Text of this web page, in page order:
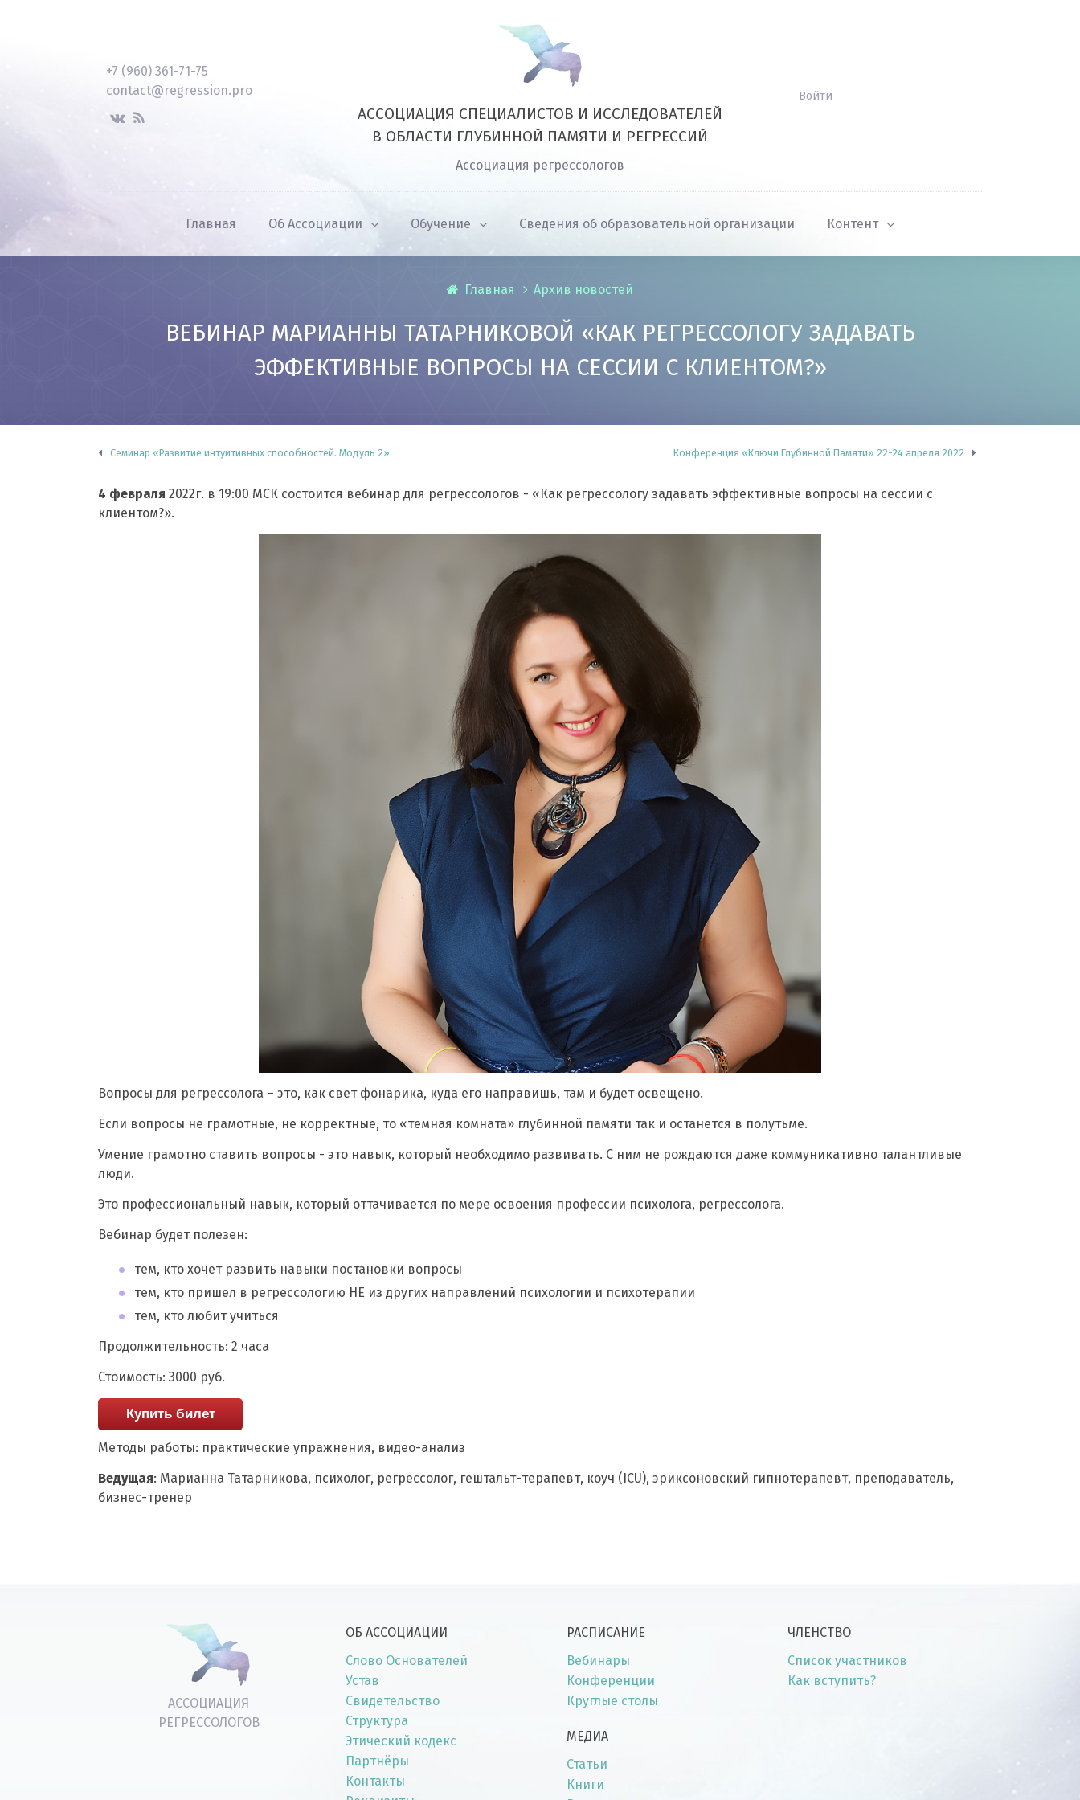
+7 (960) 361-71-75
contact@regression.pro
АССОЦИАЦИЯ СПЕЦИАЛИСТОВ И ИССЛЕДОВАТЕЛЕЙ
В ОБЛАСТИ ГЛУБИННОЙ ПАМЯТИ И РЕГРЕССИЙ
Ассоциация регрессологов
Войти
Главная Об Ассоциации Обучение Сведения об образовательной организации Контент
Главная Архив новостей
ВЕБИНАР МАРИАННЫ ТАТАРНИКОВОЙ «КАК РЕГРЕССОЛОГУ ЗАДАВАТЬ
ЭФФЕКТИВНЫЕ ВОПРОСЫ НА СЕССИИ С КЛИЕНТОМ?»
Семинар «Развитие интуитивных способностей. Модуль 2» Конференция «Ключи Глубинной Памяти» 22-24 апреля 2022
4 февраля 2022г. в 19:00 МСК состоится вебинар для регрессологов - «Как регрессологу задавать эффективные вопросы на сессии с
клиентом?».
Вопросы для регрессолога – это, как свет фонарика, куда его направишь, там и будет освещено.
Если вопросы не грамотные, не корректные, то «темная комната» глубинной памяти так и останется в полутьме.
Умение грамотно ставить вопросы - это навык, который необходимо развивать. С ним не рождаются даже коммуникативно талантливые
люди.
Это профессиональный навык, который оттачивается по мере освоения профессии психолога, регрессолога.
Вебинар будет полезен:
тем, кто хочет развить навыки постановки вопросы
тем, кто пришел в регрессологию НЕ из других направлений психологии и психотерапии
тем, кто любит учиться
Продолжительность: 2 часа
Стоимость: 3000 руб.
Купить билет
Методы работы: практические упражнения, видео-анализ
Ведущая: Марианна Татарникова, психолог, регрессолог, гештальт-терапевт, коуч (ICU), эриксоновский гипнотерапевт, преподаватель,
бизнес-тренер
АССОЦИАЦИЯ
РЕГРЕССОЛОГОВ
ОБ АССОЦИАЦИИ
Слово Основателей
Устав
Свидетельство
Структура
Этический кодекс
Партнёры
Контакты
РАСПИСАНИЕ
Вебинары
Конференции
Круглые столы
МЕДИА
Статьи
Книги
ЧЛЕНСТВО
Список участников
Как вступить?